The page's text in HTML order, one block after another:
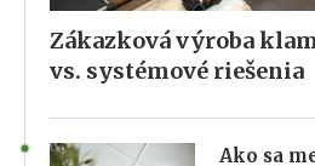
Zákazková výroba
vs. systémové riešenia
Ako sa